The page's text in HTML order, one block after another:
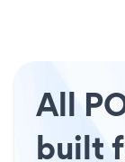
All
built